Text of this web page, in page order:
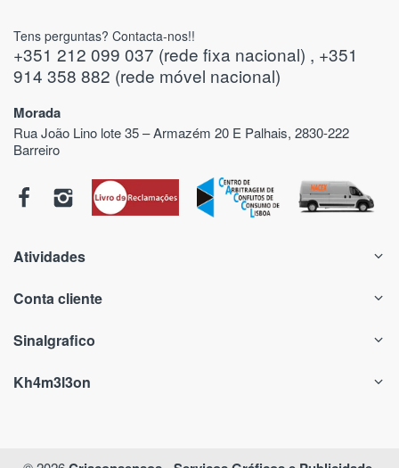
Tens perguntas? Contacta-nos!!
+351 212 099 037 (rede fixa nacional) , +351
914 358 882 (rede móvel nacional)
Morada
Rua João Lino lote 35 – Armazém 20 E Palhais, 2830-222
Barreiro
Atividades
Conta cliente
Sinalgrafico
Kh4m3l3on